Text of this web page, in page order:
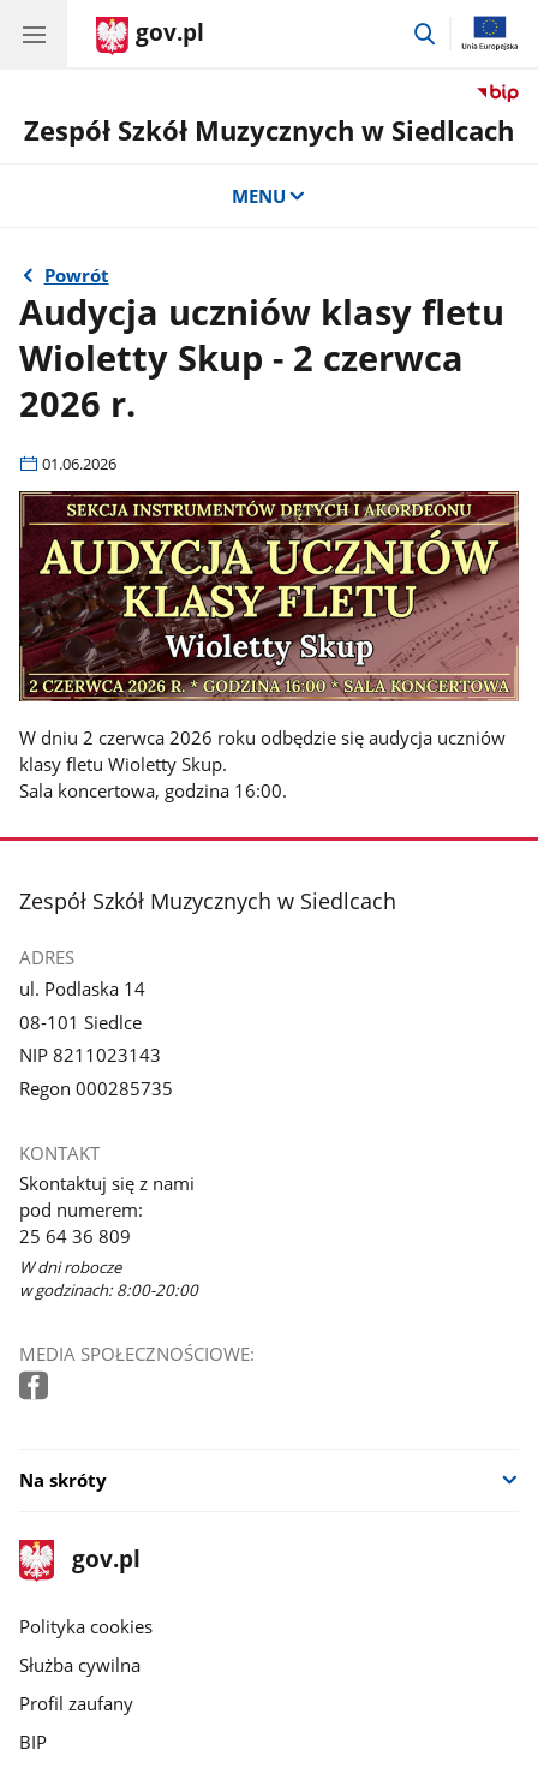
gov.pl
przejdź
Zespół Szkół Muzycznych w Siedlcach
MENU
Powrót
Audycja uczniów klasy fletu
Wioletty Skup - 2 czerwca
2026 r.
01.06.2026
W dniu 2 czerwca 2026 roku odbędzie się audycja uczniów
klasy fletu Wioletty Skup.
Sala koncertowa, godzina 16:00.
stopka
Zespół Szkół Muzycznych w Siedlcach
ADRES
ul. Podlaska 14
08-101 Siedlce
NIP 8211023143
Regon 000285735
KONTAKT
Skontaktuj się z nami
pod numerem:
25 64 36 809
W dni robocze
w godzinach: 8:00-20:00
MEDIA SPOŁECZNOŚCIOWE:
Na skróty
stopka
gov.pl
Strona
gov.pl
gov.pl
Polityka cookies
Służba cywilna
Profil zaufany
BIP